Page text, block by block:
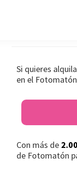
Si quieres
en el
Con más de
de Fotomatón